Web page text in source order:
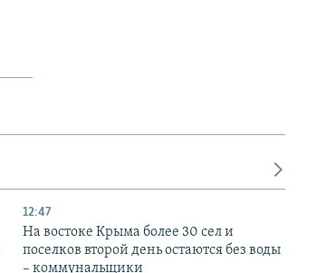
12:47
На востоке Крыма более 30 сел и
поселков второй день остаются без воды
– коммунальщики